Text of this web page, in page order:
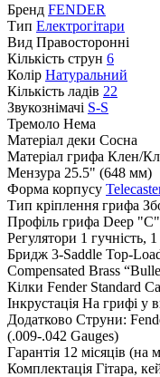
Бренд FENDER
Тип Електрогітари
Вид Правосторонні
Кількість струн 6
Колір Натуральний
Кількість ладів 22
Звукознімачі S-S
Тремоло Нема
Матеріал деки Сосна
Матеріал грифа Клен/
Мензура 25.5" (648 мм)
Форма корпусу
Тип кріплення грифа
Профіль грифа Deep "C"
Регулятори 1 гучність,
Бридж 3-Saddle Top-
Compensated Brass
Кілки Fender Standard
Інкрустація На грифі у
Додатково Струни:
(.009-.042 Gauges)
Гарантія 12 місяців (на
Комплектація Гітара,